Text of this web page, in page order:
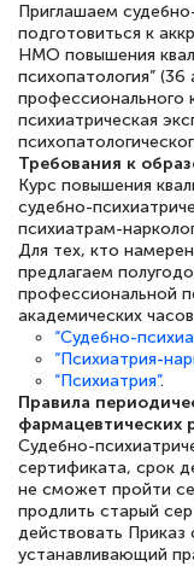
сдачи
Елена
Знаток
18
Выражаю
повышения
русскому
полезных
книги,
статьи.
достаточно.
аттестацию
Приглашаем
подготовиться к
НМО повышения
психопатология”
профессионального
психиатрическая
Требования к
Курс повышения
судебно-
психиатрам-
Для тех, кто
предлагаем
профессиональной
академических
“Судебно-
“Психиатрия-
“Психиатрия”.
Правила
фармацевтических
Судебно-
сертификата, срок
не сможет пройти
продлить старый
действовать
устанавливающий